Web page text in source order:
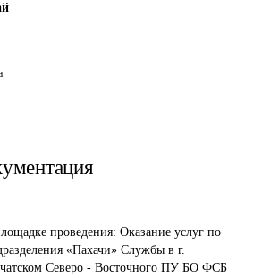
проведения: Оказание услуг по
«Пахачи» Службы в г.
Северо - Восточного ПУ БО ФСБ